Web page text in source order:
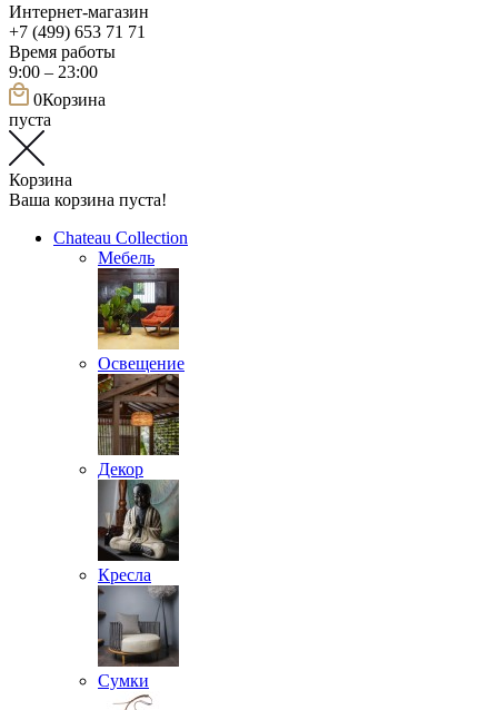
Интернет-магазин
+7 (499) 653 71 71
Время работы
9:00 – 23:00
0Корзина
пуста
Корзина
Ваша корзина пуста!
Chateau Collection
Мебель
Освещение
Декор
Кресла
Сумки